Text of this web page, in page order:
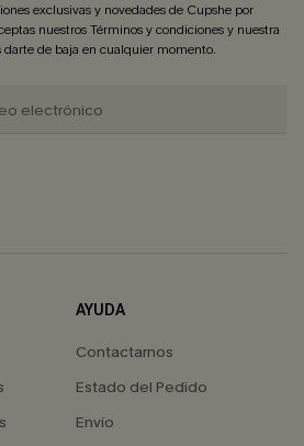
exclusivas y novedades de Cupshe por
nuestrosTérminos y condicionesy nuestra
darte de baja en cualquier momento.
AYUDA
Contactarnos
Estado del Pedido
Envío